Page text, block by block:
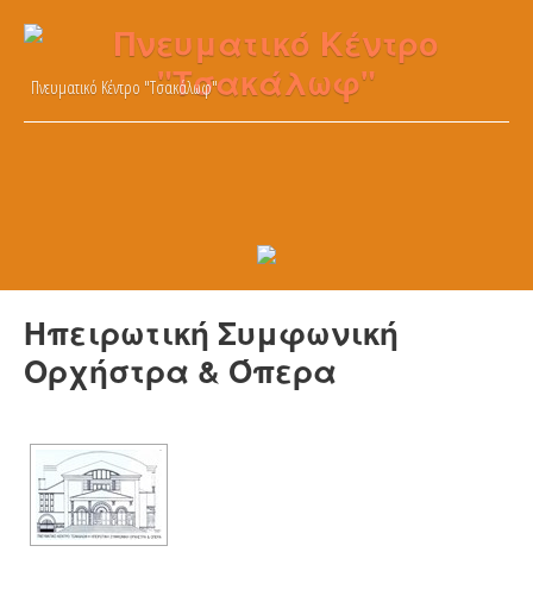
Πνευματικό Κέντρο "Τσακάλωφ"
Ηπειρωτική Συμφωνική
Ορχήστρα & Όπερα